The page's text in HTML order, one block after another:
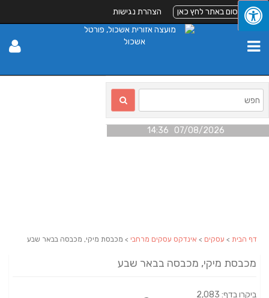
לפרסום באתר לחץ כאן הצהרת נגישות
07/08/2026 14:36
דף הבית > עסקים > אינדקס עסקים מרחבי > מכבסת מיקי, מכבסה בבאר שבע
מכבסת מיקי, מכבסה בבאר שבע
ביקרו בדף: 2,083